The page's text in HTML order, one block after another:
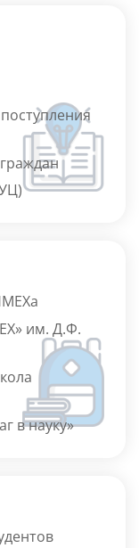
им. Д.Ф.
в науку»